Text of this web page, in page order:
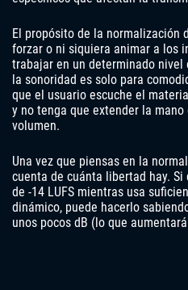
El propósito de la normalización
forzar o ni siquiera animar a los
trabajar en un determinado
la sonoridad es solo para
que el usuario escuche el
y no tenga que extender la
volumen.
Una vez que piensas en la
cuenta de cuánta libertad hay.
de -14 LUFS mientras usa
dinámico, puede hacerlo
unos pocos dB (lo que